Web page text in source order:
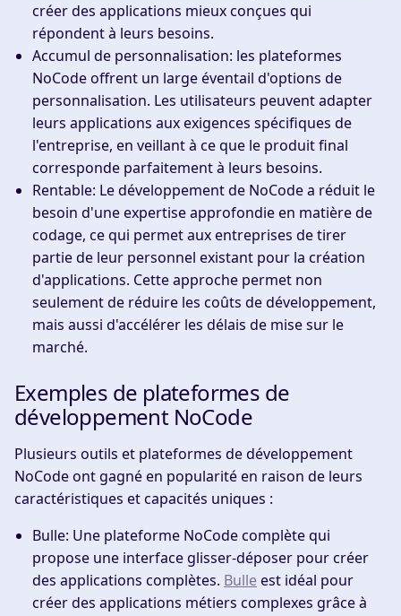
créer des applications mieux conçues qui
répondent à leurs besoins.
Accumul de personnalisation: les plateformes
NoCode offrent un large éventail d'options de
personnalisation. Les utilisateurs peuvent adapter
leurs applications aux exigences spécifiques de
l'entreprise, en veillant à ce que le produit final
corresponde parfaitement à leurs besoins.
Rentable: Le développement de NoCode a réduit le
besoin d'une expertise approfondie en matière de
codage, ce qui permet aux entreprises de tirer
partie de leur personnel existant pour la création
d'applications. Cette approche permet non
seulement de réduire les coûts de développement,
mais aussi d'accélérer les délais de mise sur le
marché.
Exemples de plateformes de
développement NoCode
Plusieurs outils et plateformes de développement
NoCode ont gagné en popularité en raison de leurs
caractéristiques et capacités uniques :
Bulle: Une plateforme NoCode complète qui
propose une interface glisser-déposer pour créer
des applications complètes. Bulleest idéal pour
créer des applications métiers complexes grâce à